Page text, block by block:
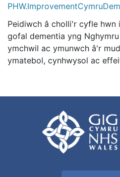
Peidiwch â cholli'r cyfle
gofal dementia yng
ymchwil ac ymunwch â'r
ymatebol, cynhwysol ac